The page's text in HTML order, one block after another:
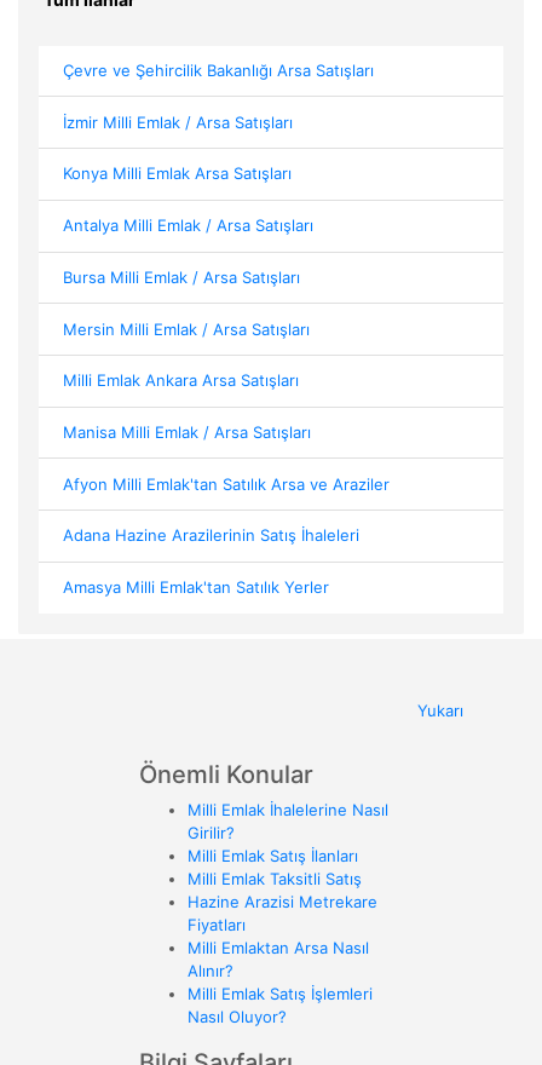
Çevre ve Şehircilik Bakanlığı Arsa Satışları
İzmir Milli Emlak / Arsa Satışları
Konya Milli Emlak Arsa Satışları
Antalya Milli Emlak / Arsa Satışları
Bursa Milli Emlak / Arsa Satışları
Mersin Milli Emlak / Arsa Satışları
Milli Emlak Ankara Arsa Satışları
Manisa Milli Emlak / Arsa Satışları
Afyon Milli Emlak'tan Satılık Arsa ve Araziler
Adana Hazine Arazilerinin Satış İhaleleri
Amasya Milli Emlak'tan Satılık Yerler
Yukarı
Önemli Konular
Milli Emlak İhalelerine Nasıl
Girilir?
Milli Emlak Satış İlanları
Milli Emlak Taksitli Satış
Hazine Arazisi Metrekare
Fiyatları
Milli Emlaktan Arsa Nasıl
Alınır?
Milli Emlak Satış İşlemleri
Nasıl Oluyor?